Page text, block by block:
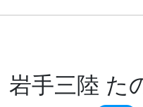
岩手三陸 た